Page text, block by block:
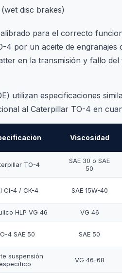
disc brakes)
para el correcto
4 por un aceite de engranajes
en la transmisión y fallo
utilizan especificaciones
al Caterpillar TO-4 en
Viscosidad
TO-4
SAE 30 o SAE
50
CI-4 / CK-4 SAE 15W-40
HLP VG 46 VG 46
4 SAE 50 SAE 50
suspensión
VG 46-68